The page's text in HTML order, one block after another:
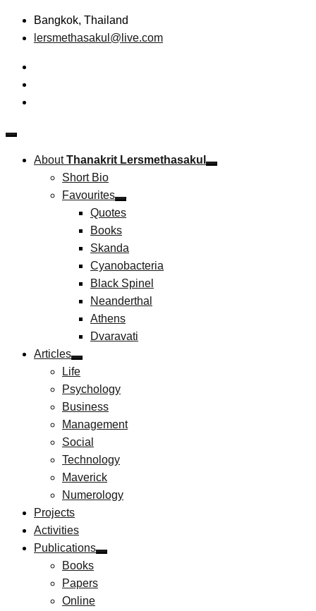
Skip
Bangkok, Thailand
lersmethasakul@live.com
Thanakrit Lersmethasakul
Technopreneurship
AboutThanakrit Lersmethasakul
Short Bio
Favourites
Quotes
Books
Skanda
Cyanobacteria
Black Spinel
Neanderthal
Athens
Dvaravati
Articles
Life
Psychology
Business
Management
Social
Technology
Maverick
Numerology
Projects
Activities
Publications
Books
Papers
Online